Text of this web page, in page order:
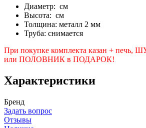
Диаметр: см
Высота: см
Толщина: металл 2 мм
Труба: снимается
При покупке комплекта казан +
или ПОЛОВНИК в ПОДАРОК!
Характеристики
Бренд
Задать вопрос
Отзывы